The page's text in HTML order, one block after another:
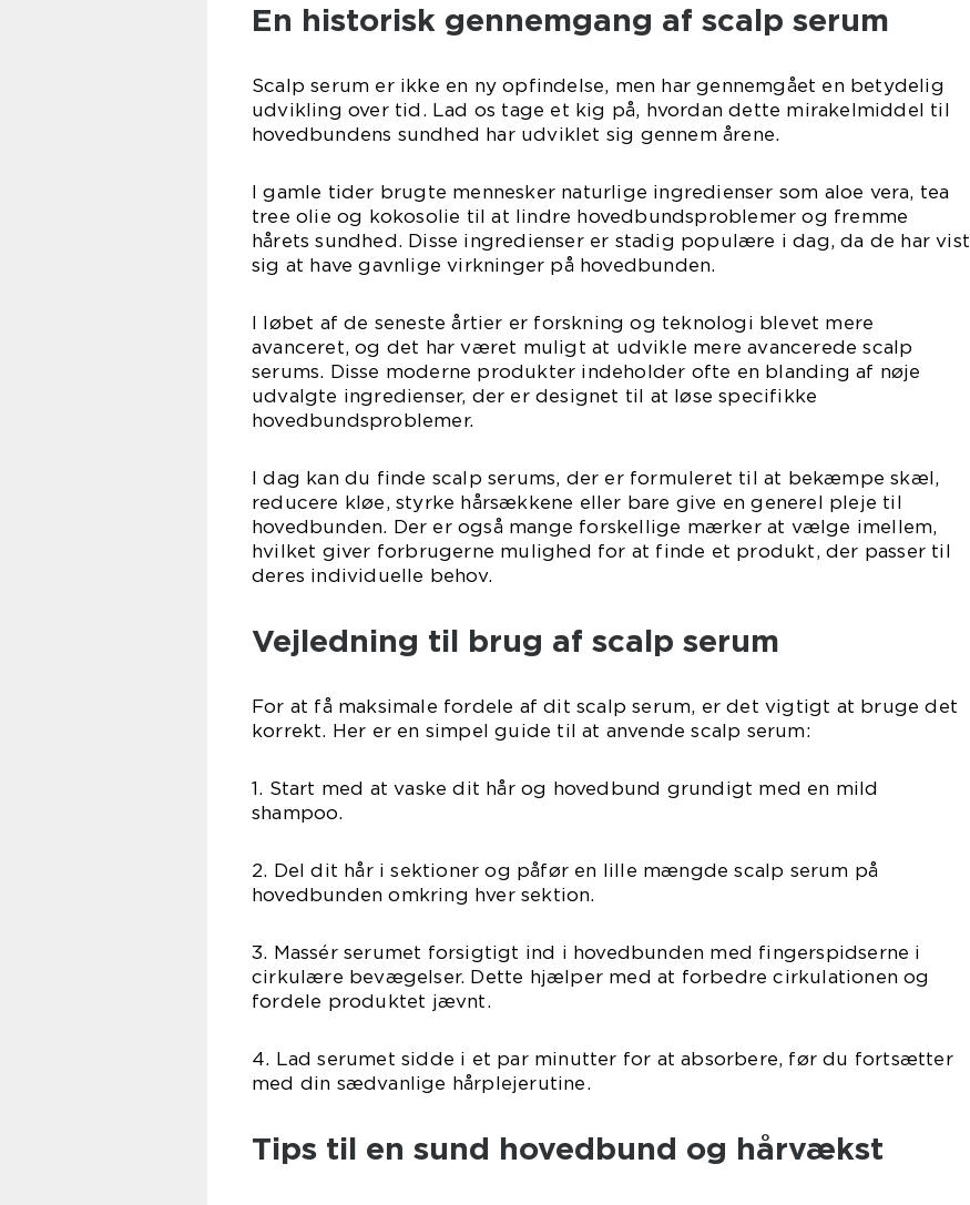
En historisk gennemgang af scalp serum
Scalp serum er ikke en ny opfindelse, men har gennemgået en betydelig
udvikling over tid. Lad os tage et kig på, hvordan dette mirakelmiddel til
hovedbundens sundhed har udviklet sig gennem årene.
I gamle tider brugte mennesker naturlige ingredienser som aloe vera, tea
tree olie og kokosolie til at lindre hovedbundsproblemer og fremme
hårets sundhed. Disse ingredienser er stadig populære i dag, da de har vist
sig at have gavnlige virkninger på hovedbunden.
I løbet af de seneste årtier er forskning og teknologi blevet mere
avanceret, og det har været muligt at udvikle mere avancerede scalp
serums. Disse moderne produkter indeholder ofte en blanding af nøje
udvalgte ingredienser, der er designet til at løse specifikke
hovedbundsproblemer.
I dag kan du finde scalp serums, der er formuleret til at bekæmpe skæl,
reducere kløe, styrke hårsækkene eller bare give en generel pleje til
hovedbunden. Der er også mange forskellige mærker at vælge imellem,
hvilket giver forbrugerne mulighed for at finde et produkt, der passer til
deres individuelle behov.
Vejledning til brug af scalp serum
For at få maksimale fordele af dit scalp serum, er det vigtigt at bruge det
korrekt. Her er en simpel guide til at anvende scalp serum:
1. Start med at vaske dit hår og hovedbund grundigt med en mild
shampoo.
2. Del dit hår i sektioner og påfør en lille mængde scalp serum på
hovedbunden omkring hver sektion.
3. Massér serumet forsigtigt ind i hovedbunden med fingerspidserne i
cirkulære bevægelser. Dette hjælper med at forbedre cirkulationen og
fordele produktet jævnt.
4. Lad serumet sidde i et par minutter for at absorbere, før du fortsætter
med din sædvanlige hårplejerutine.
Tips til en sund hovedbund og hårvækst